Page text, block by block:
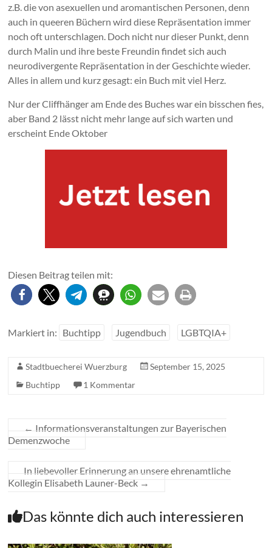
z.B. die von asexuellen und aromantischen Personen, denn
auch in queeren Büchern wird diese Repräsentation immer
noch oft unterschlagen. Doch nicht nur dieser Punkt, denn
durch Malin und ihre beste Freundin findet sich auch
neurodivergente Repräsentation in der Geschichte wieder.
Alles in allem und kurz gesagt: ein Buch mit viel Herz.
Nur der Cliffhänger am Ende des Buches war ein bisschen fies,
aber Band 2 lässt nicht mehr lange auf sich warten und
erscheint Ende Oktober
Diesen Beitrag teilen mit:
Markiert in: Buchtipp Jugendbuch LGBTQIA+
Stadtbuecherei Wuerzburg
September 15, 2025
Buchtipp
1 Kommentar
← Informationsveranstaltungen zur Bayerischen
Demenzwoche
In liebevoller Erinnerung an unsere ehrenamtliche
Kollegin Elisabeth Launer-Beck →
Das könnte dich auch interessieren